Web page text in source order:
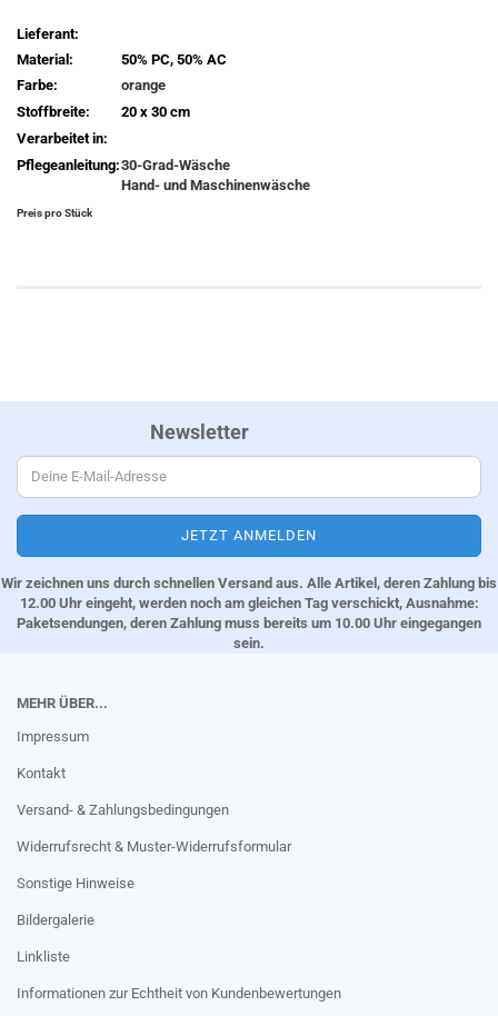
Lieferant:
Material:
50% PC, 50% AC
Farbe:
orange
Stoffbreite:
20 x 30 cm
Verarbeitet in:
Pflegeanleitung:30-Grad-Wäsche
Hand- und Maschinenwäsche
Preis pro Stück
Newsletter
Wir zeichnen uns durch schnellen Versand aus. Alle Artikel, deren Zahlung bis
12.00 Uhr eingeht, werden noch am gleichen Tag verschickt, Ausnahme:
Paketsendungen, deren Zahlung muss bereits um 10.00 Uhr eingegangen
sein.
MEHR ÜBER...
Impressum
Kontakt
Versand- & Zahlungsbedingungen
Widerrufsrecht & Muster-Widerrufsformular
Sonstige Hinweise
Bildergalerie
Linkliste
Informationen zur Echtheit von Kundenbewertungen